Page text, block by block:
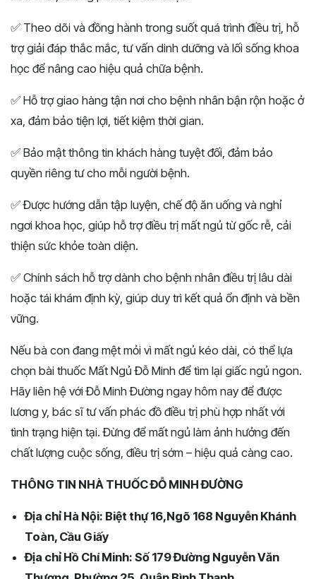
✅ Theo dõi và đồng hành trong suốt quá trình điều trị, hỗ
trợ giải đáp thắc mắc, tư vấn dinh dưỡng và lối sống khoa
học để nâng cao hiệu quả chữa bệnh.
✅ Hỗ trợ giao hàng tận nơi cho bệnh nhân bận rộn hoặc ở
xa, đảm bảo tiện lợi, tiết kiệm thời gian.
✅ Bảo mật thông tin khách hàng tuyệt đối, đảm bảo
quyền riêng tư cho mỗi người bệnh.
✅ Được hướng dẫn tập luyện, chế độ ăn uống và nghỉ
ngơi khoa học, giúp hỗ trợ điều trị mất ngủ từ gốc rễ, cải
thiện sức khỏe toàn diện.
✅ Chính sách hỗ trợ dành cho bệnh nhân điều trị lâu dài
hoặc tái khám định kỳ, giúp duy trì kết quả ổn định và bền
vững.
Nếu bà con đang mệt mỏi vì mất ngủ kéo dài, có thể lựa
chọn bài thuốc Mất Ngủ Đỗ Minh để tìm lại giấc ngủ ngon.
Hãy liên hệ với Đỗ Minh Đường ngay hôm nay để được
lương y, bác sĩ tư vấn phác đồ điều trị phù hợp nhất với
tình trạng hiện tại. Đừng để mất ngủ làm ảnh hưởng đến
chất lượng cuộc sống, điều trị sớm – hiệu quả càng cao.
THÔNG TIN NHÀ THUỐC ĐỖ MINH ĐƯỜNG
Địa chỉ Hà Nội: Biệt thự 16,Ngõ 168 Nguyễn Khánh
Toàn, Cầu Giấy
Địa chỉ Hồ Chí Minh: Số 179 Đường Nguyễn Văn